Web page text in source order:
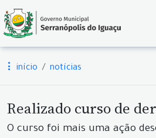
início notícias
Realizado curso de
O curso foi mais uma ação